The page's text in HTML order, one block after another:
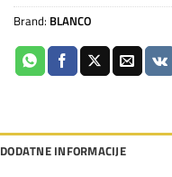
Brand: BLANCO
DODATNE INFORMACIJE